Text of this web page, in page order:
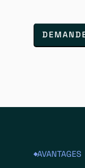
AVANTAGES